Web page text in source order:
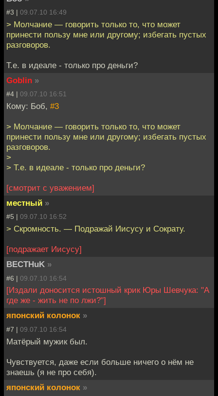
#3 | 09.07.10 16:49
> Молчание — говорить только то, что может
принести пользу мне или другому; избегать пустых
разговоров.
Т.е. в идеале - только про деньги?
Goblin »
#4 | 09.07.10 16:51
Кому: Боб, #3
> Молчание — говорить только то, что может
принести пользу мне или другому; избегать пустых
разговоров.
>
> Т.е. в идеале - только про деньги?
[смотрит с уважением]
местный »
#5 | 09.07.10 16:52
> Скромность. — Подражай Иисусу и Сократу.
[подражает Иисусу]
BECTHuK »
#6 | 09.07.10 16:54
[Издали доносится истошный крик Юры Шевчука: "А
где же - жить не по лжи?"]
японский колонок »
#7 | 09.07.10 16:54
Матёрый мужик был.
Чувствуется, даже если больше ничего о нём не
знаешь (я не про себя).
японский колонок »